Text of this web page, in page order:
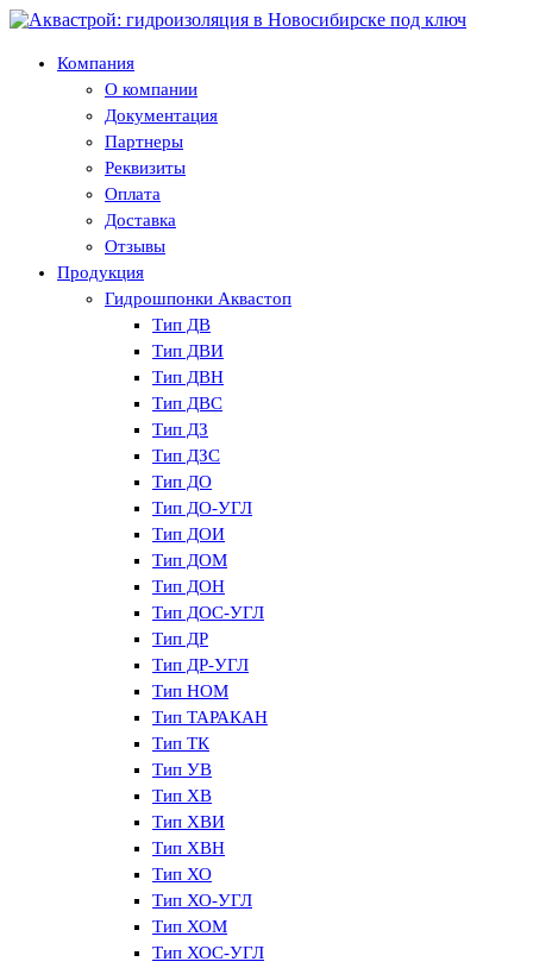
Компания
О компании
Документация
Партнеры
Реквизиты
Оплата
Доставка
Отзывы
Продукция
Гидрошпонки Аквастоп
Тип ДВ
Тип ДВИ
Тип ДВН
Тип ДВС
Тип ДЗ
Тип ДЗС
Тип ДО
Тип ДО-УГЛ
Тип ДОИ
Тип ДОМ
Тип ДОН
Тип ДОС-УГЛ
Тип ДР
Тип ДР-УГЛ
Тип НОМ
Тип ТАРАКАН
Тип ТК
Тип УВ
Тип ХВ
Тип ХВИ
Тип ХВН
Тип ХО
Тип ХО-УГЛ
Тип ХОМ
Тип ХОС-УГЛ